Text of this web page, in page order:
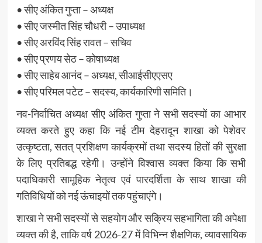
• सीए अंकित गुप्ता – अध्यक्ष
• सीए जस्मीत सिंह चौधरी – उपाध्यक्ष
• सीए अरविंद सिंह रावत – सचिव
• सीए प्रणय सेठ – कोषाध्यक्ष
• सीए साहेब आनंद – अध्यक्ष, सीआईसीएएसए
• सीए परिमल पटेट – सदस्य, कार्यकारिणी समिति।
नव-निर्वाचित अध्यक्ष सीए अंकित गुप्ता ने सभी सदस्यों का आभार
व्यक्त करते हुए कहा कि नई टीम देहरादून शाखा को पेशेवर
उत्कृष्टता, सतत् प्रशिक्षण कार्यक्रमों तथा सदस्य हितों की सुरक्षा
के लिए प्रतिबद्ध रहेगी। उन्होंने विश्वास व्यक्त किया कि सभी
पदाधिकारी सामूहिक नेतृत्व एवं पारदर्शिता के साथ शाखा की
गतिविधियों को नई ऊंचाइयों तक पहुंचाएंगे।
शाखा ने सभी सदस्यों से सहयोग और सक्रिय सहभागिता की अपेक्षा
व्यक्त की है, ताकि वर्ष 2026-27 में विभिन्न शैक्षणिक, व्यावसायिक